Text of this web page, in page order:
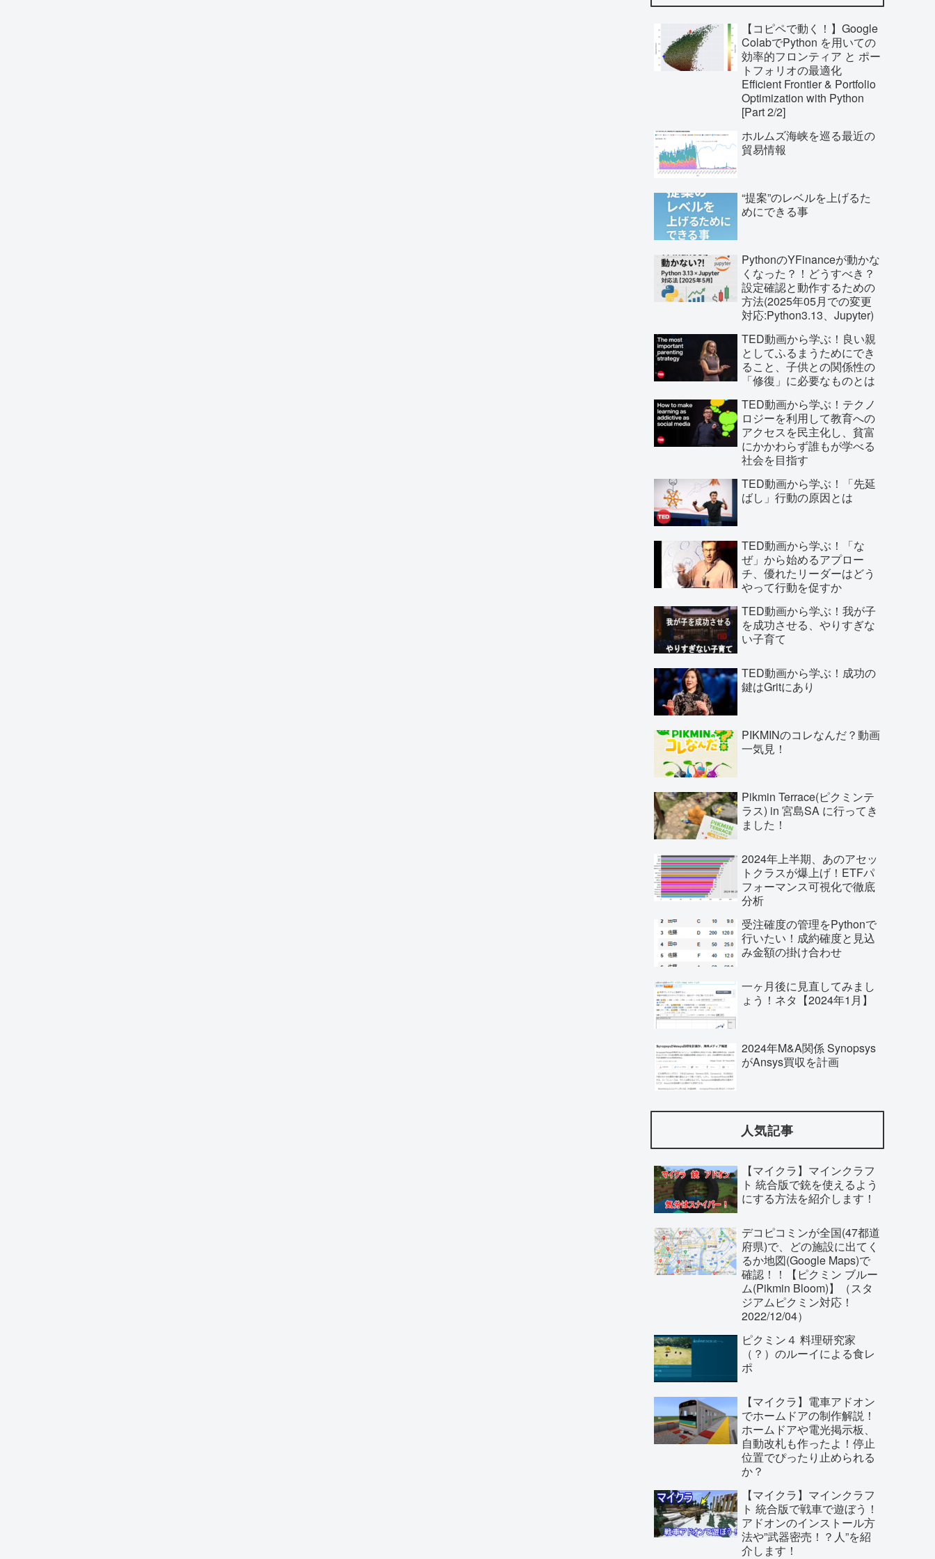
【コピペで動く！】Google
ColabでPython を用いての
効率的フロンティア と ポー
トフォリオの最適化
Efficient Frontier & Portfolio
Optimization with Python
[Part 2/2]
ホルムズ海峡を巡る最近の
貿易情報
“提案”のレベルを上げるた
めにできる事
PythonのYFinanceが動かな
くなった？！どうすべき？
設定確認と動作するための
方法(2025年05月での変更
対応:Python3.13、Jupyter)
TED動画から学ぶ！良い親
としてふるまうためにでき
ること、子供との関係性の
「修復」に必要なものとは
TED動画から学ぶ！テクノ
ロジーを利用して教育への
アクセスを民主化し、貧富
にかかわらず誰もが学べる
社会を目指す
TED動画から学ぶ！「先延
ばし」行動の原因とは
TED動画から学ぶ！「な
ぜ」から始めるアプロー
チ、優れたリーダーはどう
やって行動を促すか
TED動画から学ぶ！我が子
を成功させる、やりすぎな
い子育て
TED動画から学ぶ！成功の
鍵はGritにあり
PIKMINのコレなんだ？動画
一気見！
Pikmin Terrace(ピクミンテ
ラス) in 宮島SA に行ってき
ました！
2024年上半期、あのアセッ
トクラスが爆上げ！ETFパ
フォーマンス可視化で徹底
分析
受注確度の管理をPythonで
行いたい！成約確度と見込
み金額の掛け合わせ
一ヶ月後に見直してみまし
ょう！ネタ【2024年1月】
2024年M&A関係 Synopsys
がAnsys買収を計画
人気記事
【マイクラ】マインクラフ
ト 統合版で銃を使えるよう
にする方法を紹介します！
デコピコミンが全国(47都道
府県)で、どの施設に出てく
るか地図(Google Maps)で
確認！！【ピクミン ブルー
ム(Pikmin Bloom)】（スタ
ジアムピクミン対応！
2022/12/04）
ピクミン４ 料理研究家
（？）のルーイによる食レ
ポ
【マイクラ】電車アドオン
でホームドアの制作解説！
ホームドアや電光掲示板、
自動改札も作ったよ！停止
位置でぴったり止められる
か？
【マイクラ】マインクラフ
ト 統合版で戦車で遊ぼう！
アドオンのインストール方
法や”武器密売！？人”を紹
介します！